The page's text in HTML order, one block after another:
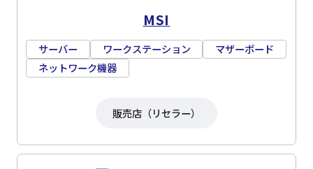
MSI
サーバー ワークステーション
マザーボード
ネットワーク機器
販売店（リセラー）